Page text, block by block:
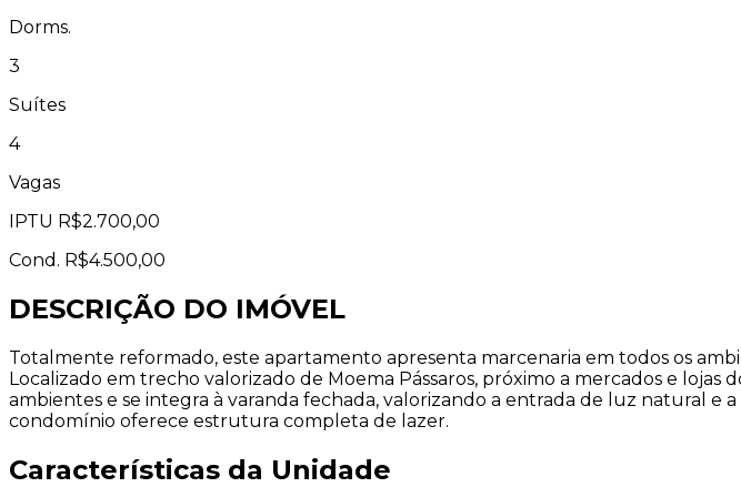
Dorms.
3
Suítes
4
Vagas
IPTU R$2.700,00
Cond. R$4.500,00
DESCRIÇÃO DO IMÓVEL
Totalmente reformado, este apartamento apresenta marcenaria em todos os
Localizado em trecho valorizado de Moema Pássaros, próximo a mercados e
ambientes e se integra à varanda fechada, valorizando a entrada de luz natural e
condomínio oferece estrutura completa de lazer.
Características da Unidade